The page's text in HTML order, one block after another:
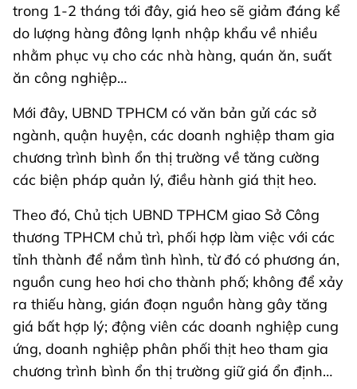
trong 1-2 tháng tới đây, giá heo sẽ giảm đáng kể
do lượng hàng đông lạnh nhập khẩu về nhiều
nhằm phục vụ cho các nhà hàng, quán ăn, suất
ăn công nghiệp…
Mới đây, UBND TPHCM có văn bản gửi các sở
ngành, quận huyện, các doanh nghiệp tham gia
chương trình bình ổn thị trường về tăng cường
các biện pháp quản lý, điều hành giá thịt heo.
Theo đó, Chủ tịch UBND TPHCM giao Sở Công
thương TPHCM chủ trì, phối hợp làm việc với các
tỉnh thành để nắm tình hình, từ đó có phương án,
nguồn cung heo hơi cho thành phố; không để xảy
ra thiếu hàng, gián đoạn nguồn hàng gây tăng
giá bất hợp lý; động viên các doanh nghiệp cung
ứng, doanh nghiệp phân phối thịt heo tham gia
chương trình bình ổn thị trường giữ giá ổn định…